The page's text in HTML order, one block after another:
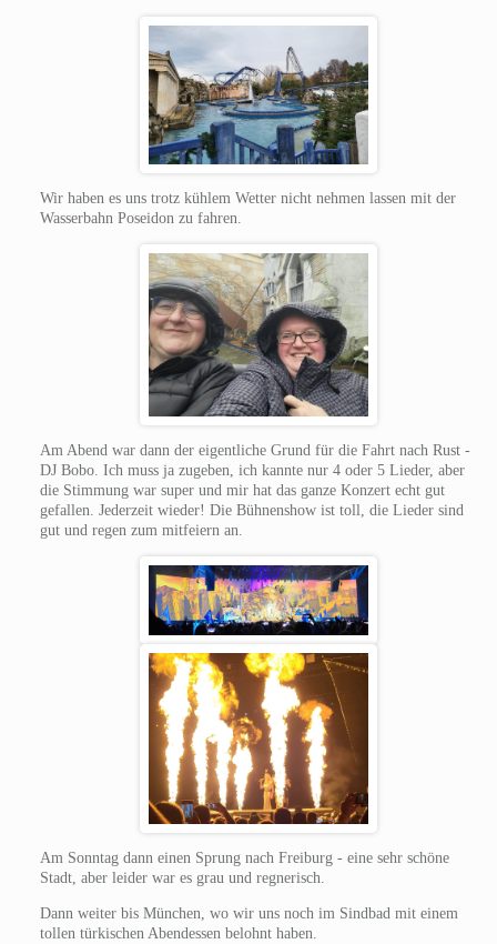
Wir haben es uns trotz kühlem Wetter nicht nehmen lassen mit der
Wasserbahn Poseidon zu fahren.
Am Abend war dann der eigentliche Grund für die Fahrt nach Rust -
DJ Bobo. Ich muss ja zugeben, ich kannte nur 4 oder 5 Lieder, aber
die Stimmung war super und mir hat das ganze Konzert echt gut
gefallen. Jederzeit wieder! Die Bühnenshow ist toll, die Lieder sind
gut und regen zum mitfeiern an.
Am Sonntag dann einen Sprung nach Freiburg - eine sehr schöne
Stadt, aber leider war es grau und regnerisch.
Dann weiter bis München, wo wir uns noch im Sindbad mit einem
tollen türkischen Abendessen belohnt haben.